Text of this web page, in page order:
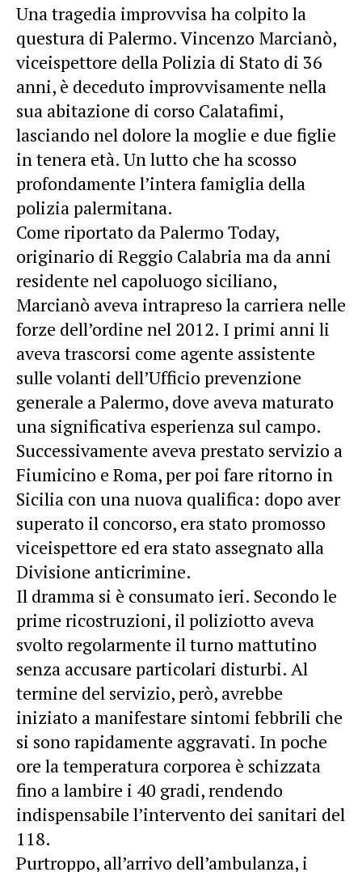
Una tragedia improvvisa ha colpito la
questura di Palermo. Vincenzo Marcianò,
viceispettore della Polizia di Stato di 36
anni, è deceduto improvvisamente nella
sua abitazione di corso Calatafimi,
lasciando nel dolore la moglie e due figlie
in tenera età. Un lutto che ha scosso
profondamente l’intera famiglia della
polizia palermitana.
Come riportato da Palermo Today,
originario di Reggio Calabria ma da anni
residente nel capoluogo siciliano,
Marcianò aveva intrapreso la carriera nelle
forze dell’ordine nel 2012. I primi anni li
aveva trascorsi come agente assistente
sulle volanti dell’Ufficio prevenzione
generale a Palermo, dove aveva maturato
una significativa esperienza sul campo.
Successivamente aveva prestato servizio a
Fiumicino e Roma, per poi fare ritorno in
Sicilia con una nuova qualifica: dopo aver
superato il concorso, era stato promosso
viceispettore ed era stato assegnato alla
Divisione anticrimine.
Il dramma si è consumato ieri. Secondo le
prime ricostruzioni, il poliziotto aveva
svolto regolarmente il turno mattutino
senza accusare particolari disturbi. Al
termine del servizio, però, avrebbe
iniziato a manifestare sintomi febbrili che
si sono rapidamente aggravati. In poche
ore la temperatura corporea è schizzata
fino a lambire i 40 gradi, rendendo
indispensabile l’intervento dei sanitari del
118.
Purtroppo, all’arrivo dell’ambulanza, i